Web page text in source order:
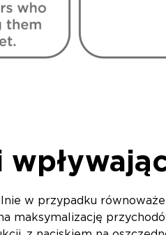
w przypadku
maksymalizację